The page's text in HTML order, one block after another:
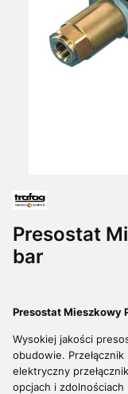
Presostat
bar
Presostat Mieszkowy
Wysokiej jakości
obudowie.
elektryczny
opcjach i zdolnościach